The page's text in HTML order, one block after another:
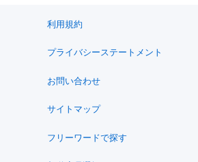
利用規約
プライバシーステートメント
お問い合わせ
サイトマップ
フリーワードで探す